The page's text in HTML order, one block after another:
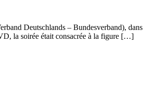
Deutschlands – Bundesverband), dans
la soirée était consacrée à la figure […]